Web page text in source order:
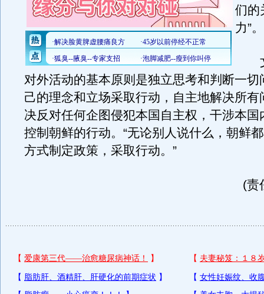
们的
力”。
文
对外活动的基本原则是独立思考和判断一切
己的理念和立场采取行动，自主地解决所有
决反对任何企图侵犯本国自主权，干涉本国
控制朝鲜的行动。“无论别人说什么，朝鲜
方式制定政策，采取行动。”
(责